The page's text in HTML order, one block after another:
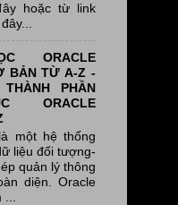
hoặc từ link
ORACLE
BẢN TỪ A-Z -
PHẦN
ORACLE
một hệ thống
liệu đối tượng-
quản lý thông
diện. Oracle